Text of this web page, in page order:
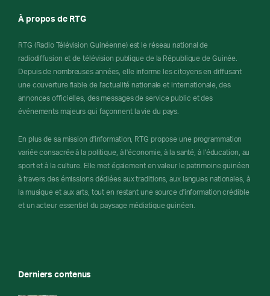
À propos de RTG
RTG (Radio Télévision Guinéenne) est le réseau national de
radiodiffusion et de télévision publique de la République de Guinée.
Depuis de nombreuses années, elle informe les citoyens en diffusant
une couverture fiable de l'actualité nationale et internationale, des
annonces officielles, des messages de service public et des
événements majeurs qui façonnent la vie du pays.
En plus de sa mission d'information, RTG propose une programmation
variée consacrée à la politique, à l'économie, à la santé, à l'éducation, au
sport et à la culture. Elle met également en valeur le patrimoine guinéen
à travers des émissions dédiées aux traditions, aux langues nationales, à
la musique et aux arts, tout en restant une source d'information crédible
et un acteur essentiel du paysage médiatique guinéen.
Derniers contenus